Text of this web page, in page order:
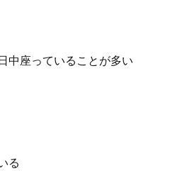
中座っていることが多い
る